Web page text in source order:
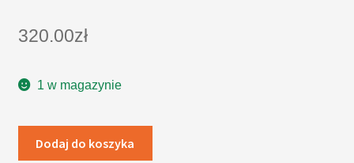
320.00zł
1 w magazynie
Dodaj do koszyka